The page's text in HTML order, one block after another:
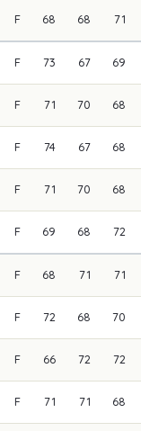
F 68 68 71
F 73 67 69
F 71 70 68
F 74 67 68
F 71 70 68
F 69 68 72
F 68 71 71
F 72 68 70
F 66 72 72
F 71 71 68